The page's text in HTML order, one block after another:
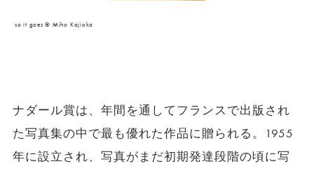
so it goes © Miho Kajioka
ナダール賞は、年間を通してフランスで出版され
た写真集の中で最も優れた作品に贈られる。1955
年に設立され、写真がまだ初期発達段階の頃に写